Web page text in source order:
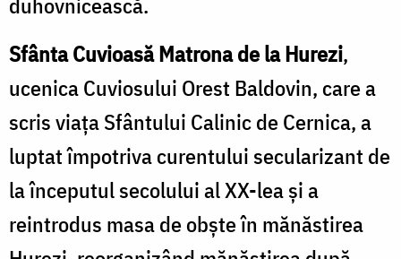
Sfânta Cuvioasă Matrona de la Hurezi,
ucenica Cuviosului Orest Baldovin, care a
scris viața Sfântului Calinic de Cernica, a
luptat împotriva curentului secularizant de
la începutul secolului al XX-lea și a
reintrodus masa de obște în mănăstirea